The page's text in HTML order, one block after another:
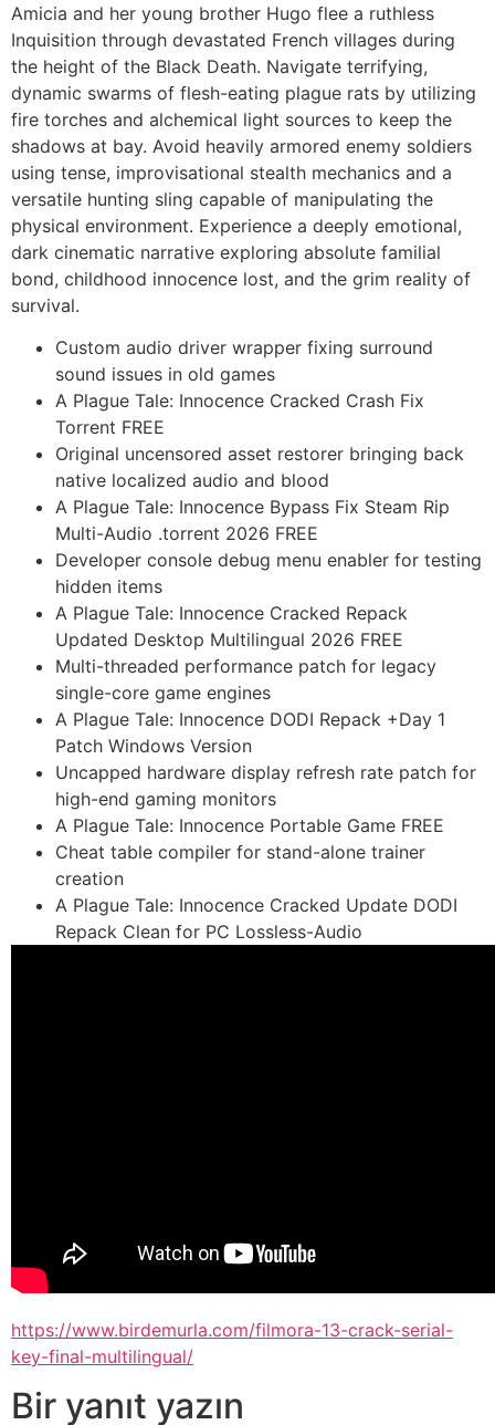
Amicia and her young brother Hugo flee a ruthless
Inquisition through devastated French villages during
the height of the Black Death. Navigate terrifying,
dynamic swarms of flesh-eating plague rats by utilizing
fire torches and alchemical light sources to keep the
shadows at bay. Avoid heavily armored enemy soldiers
using tense, improvisational stealth mechanics and a
versatile hunting sling capable of manipulating the
physical environment. Experience a deeply emotional,
dark cinematic narrative exploring absolute familial
bond, childhood innocence lost, and the grim reality of
survival.
Custom audio driver wrapper fixing surround
sound issues in old games
A Plague Tale: Innocence Cracked Crash Fix
Torrent FREE
Original uncensored asset restorer bringing back
native localized audio and blood
A Plague Tale: Innocence Bypass Fix Steam Rip
Multi-Audio .torrent 2026 FREE
Developer console debug menu enabler for testing
hidden items
A Plague Tale: Innocence Cracked Repack
Updated Desktop Multilingual 2026 FREE
Multi-threaded performance patch for legacy
single-core game engines
A Plague Tale: Innocence DODI Repack +Day 1
Patch Windows Version
Uncapped hardware display refresh rate patch for
high-end gaming monitors
A Plague Tale: Innocence Portable Game FREE
Cheat table compiler for stand-alone trainer
creation
A Plague Tale: Innocence Cracked Update DODI
Repack Clean for PC Lossless-Audio
https://www.birdemurla.com/filmora-13-crack-serial-
key-final-multilingual/
Bir yanıt yazın